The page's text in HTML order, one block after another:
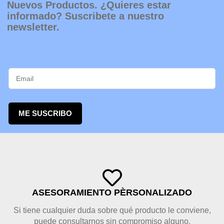
Nuevos Productos. ¿Quieres estar
informado? Suscribete a nuestro
newsletter.
ME SUSCRIBO
ASESORAMIENTO PÈRSONALIZADO
Si tiene cualquier duda sobre qué producto le conviene,
puede consultarnos sin compromiso alguno.